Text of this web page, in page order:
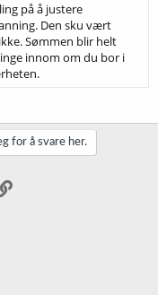
på å justere
Den sku vært
Sømmen blir helt
innom om du bor i
for å svare her.